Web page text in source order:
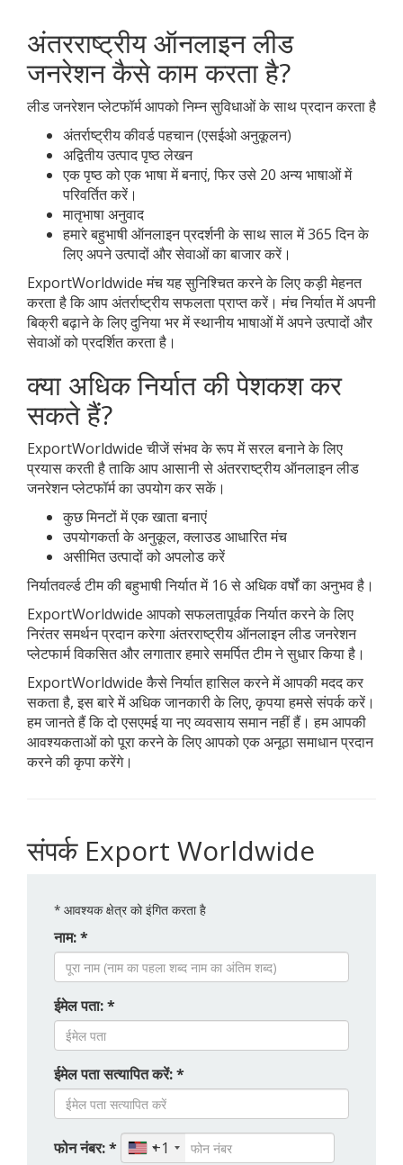
अंतरराष्ट्रीय ऑनलाइन लीड
जनरेशन कैसे काम करता है?
लीड जनरेशन प्लेटफॉर्म आपको निम्न सुविधाओं के साथ प्रदान करता है
अंतर्राष्ट्रीय कीवर्ड पहचान (एसईओ अनुकूलन)
अद्वितीय उत्पाद पृष्ठ लेखन
एक पृष्ठ को एक भाषा में बनाएं, फिर उसे 20 अन्य भाषाओं में
परिवर्तित करें।
मातृभाषा अनुवाद
हमारे बहुभाषी ऑनलाइन प्रदर्शनी के साथ साल में 365 दिन के
लिए अपने उत्पादों और सेवाओं का बाजार करें।
ExportWorldwide मंच यह सुनिश्चित करने के लिए कड़ी मेहनत
करता है कि आप अंतर्राष्ट्रीय सफलता प्राप्त करें। मंच निर्यात में अपनी
बिक्री बढ़ाने के लिए दुनिया भर में स्थानीय भाषाओं में अपने उत्पादों और
सेवाओं को प्रदर्शित करता है।
क्या अधिक निर्यात की पेशकश कर
सकते हैं?
ExportWorldwide चीजें संभव के रूप में सरल बनाने के लिए
प्रयास करती है ताकि आप आसानी से अंतरराष्ट्रीय ऑनलाइन लीड
जनरेशन प्लेटफॉर्म का उपयोग कर सकें।
कुछ मिनटों में एक खाता बनाएं
उपयोगकर्ता के अनुकूल, क्लाउड आधारित मंच
असीमित उत्पादों को अपलोड करें
निर्यातवर्ल्ड टीम की बहुभाषी निर्यात में 16 से अधिक वर्षों का अनुभव है।
ExportWorldwide आपको सफलतापूर्वक निर्यात करने के लिए
निरंतर समर्थन प्रदान करेगा अंतरराष्ट्रीय ऑनलाइन लीड जनरेशन
प्लेटफार्म विकसित और लगातार हमारे समर्पित टीम ने सुधार किया है।
ExportWorldwide कैसे निर्यात हासिल करने में आपकी मदद कर
सकता है, इस बारे में अधिक जानकारी के लिए, कृपया हमसे संपर्क करें।
हम जानते हैं कि दो एसएमई या नए व्यवसाय समान नहीं हैं। हम आपकी
आवश्यकताओं को पूरा करने के लिए आपको एक अनूठा समाधान प्रदान
करने की कृपा करेंगे।
संपर्क Export Worldwide
* आवश्यक क्षेत्र को इंगित करता है
नाम: *
ईमेल पता: *
ईमेल पता सत्यापित करें: *
फोन नंबर: * +1